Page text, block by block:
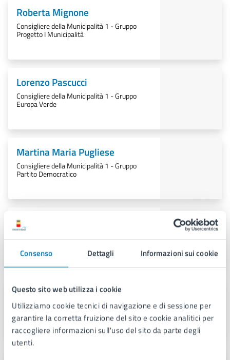
Consenso Dettagli Informazioni sui cookie
Questo sito web utilizza i cookie
Utilizziamo cookie tecnici di navigazione e di sessione per
garantire la corretta fruizione del sito e cookie analitici per
raccogliere informazioni sull'uso del sito da parte degli
utenti.
Roberta Mignone
Consigliere della Municipalità 1 - Gruppo
Progetto I Municipalità
Lorenzo Pascucci
Consigliere della Municipalità 1 - Gruppo
Europa Verde
Martina Maria Pugliese
Consigliere della Municipalità 1 - Gruppo
Partito Democratico
Attilio Borricelli
Roberta Caprioli
Consigliere della Municipalità 1 - Gruppo
Giovanna Mazzone Presidente